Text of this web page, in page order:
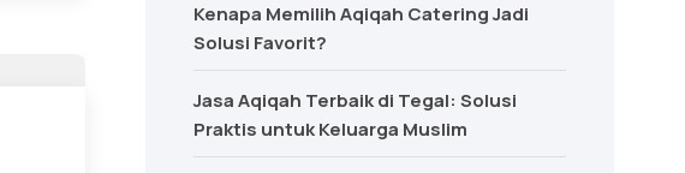
Kenapa Memilih Aqiqah Catering Jadi
Solusi Favorit?
Jasa Aqiqah Terbaik di Tegal: Solusi
Praktis untuk Keluarga Muslim